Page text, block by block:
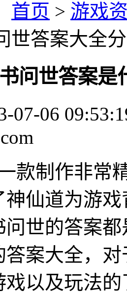
首页 > 游戏
世答案大全
问世答案是
07-06
款制作非常
神仙道为游
问世的答案
答案大全，
戏以及玩法